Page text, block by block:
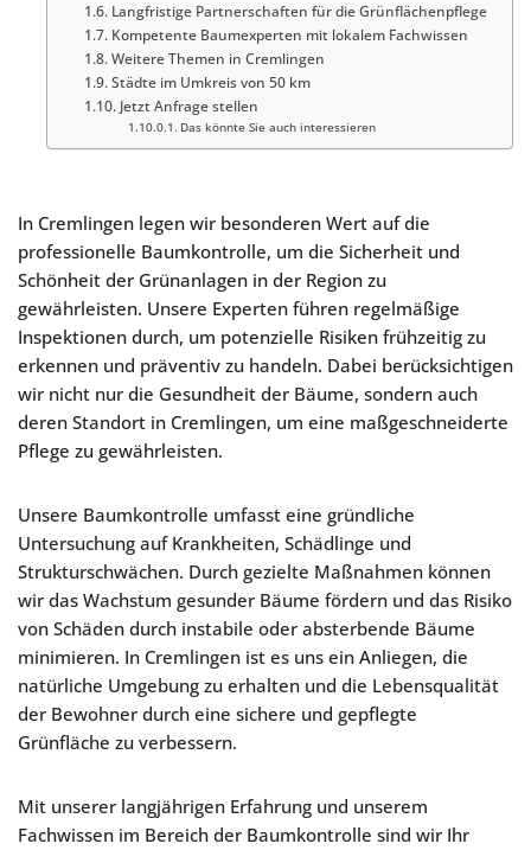
Langfristige Partnerschaften für die Grünflächenpflege
Kompetente Baumexperten mit lokalem Fachwissen
Weitere Themen in Cremlingen
Städte im Umkreis von 50 km
Jetzt Anfrage stellen
Das könnte Sie auch interessieren
In Cremlingen legen wir besonderen Wert auf die
professionelle Baumkontrolle, um die Sicherheit und
Schönheit der Grünanlagen in der Region zu
gewährleisten. Unsere Experten führen regelmäßige
Inspektionen durch, um potenzielle Risiken frühzeitig zu
erkennen und präventiv zu handeln. Dabei berücksichtigen
wir nicht nur die Gesundheit der Bäume, sondern auch
deren Standort in Cremlingen, um eine maßgeschneiderte
Pflege zu gewährleisten.
Unsere Baumkontrolle umfasst eine gründliche
Untersuchung auf Krankheiten, Schädlinge und
Strukturschwächen. Durch gezielte Maßnahmen können
wir das Wachstum gesunder Bäume fördern und das Risiko
von Schäden durch instabile oder absterbende Bäume
minimieren. In Cremlingen ist es uns ein Anliegen, die
natürliche Umgebung zu erhalten und die Lebensqualität
der Bewohner durch eine sichere und gepflegte
Grünfläche zu verbessern.
Mit unserer langjährigen Erfahrung und unserem
Fachwissen im Bereich der Baumkontrolle sind wir Ihr